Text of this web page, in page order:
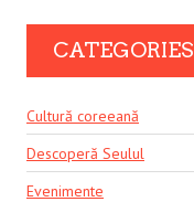
CATEGORIES
Cultură coreeană
Descoperă Seulul
Evenimente